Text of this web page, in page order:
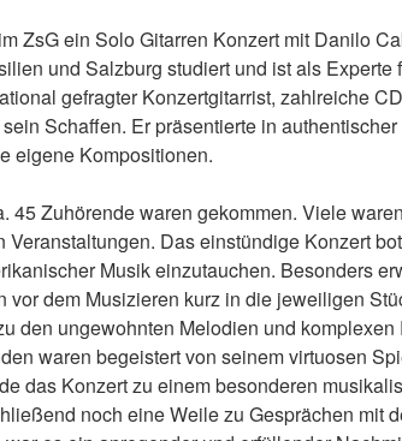
ZsG ein Solo Gitarren Konzert mit Danilo
und Salzburg studiert und ist als Experte
gefragter Konzertgitarrist, zahlreiche
Schaffen. Er präsentierte in
eigene Kompositionen.
45 Zuhörende waren gekommen. Viele
Das einstündige Konzert
Musik einzutauchen. Besonders
dem Musizieren kurz in die jeweiligen
den ungewohnten Melodien und komplexen
waren begeistert von seinem virtuosen
das Konzert zu einem besonderen
noch eine Weile zu Gesprächen mit